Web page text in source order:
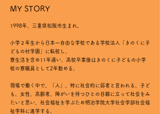
MY STORY
1998年、三重県松阪市生まれ。
小学２年生から日本一自由な学校である学校法人「きのくに子
どもの村学園」に転校し、
寮生活を含め11年通い、高校卒業後はきのくに子どもの小学
校の寮職員として2年勤める。
現場で働く中で、「人」、特に社会的に弱者と言われる、子ど
も、女性、高齢者、障がいを持つひとの目線に立って社会をみ
たいと思い、社会福祉を学ぶため明治学院大学社会学部社会福
祉学科に進学する。